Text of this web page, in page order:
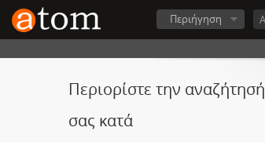
Περιήγηση
Περιορίστε την αναζήτησή
σας κατά